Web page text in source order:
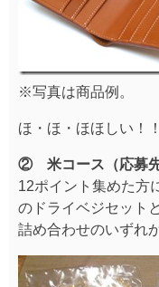
※写真は商品例。
ほ・ほ・ほほしい！
② 米コース（応募先
12ポイント集めた方
のドライベジセット
詰め合わせのいずれ